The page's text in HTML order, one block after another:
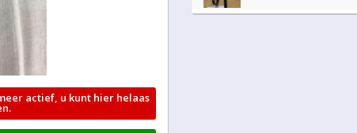
actief, u kunt hier helaas